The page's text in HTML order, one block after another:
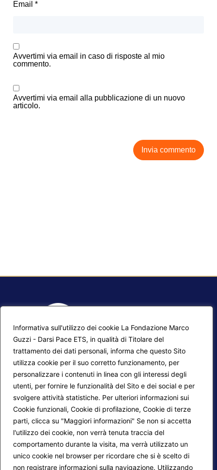
Informativa sull'utilizzo dei cookie La Fondazione Marco
Guzzi - Darsi Pace ETS, in qualità di Titolare del
trattamento dei dati personali, informa che questo Sito
utilizza cookie per il suo corretto funzionamento, per
personalizzare i contenuti in linea con gli interessi degli
utenti, per fornire le funzionalità del Sito e dei social e per
svolgere attività statistiche. Per ulteriori informazioni sui
Cookie funzionali, Cookie di profilazione, Cookie di terze
parti, clicca su "Maggiori informazioni" Se non si accetta
l'utilizzo dei cookie, non verrà tenuta traccia del
comportamento durante la visita, ma verrà utilizzato un
unico cookie nel browser per ricordare che si è scelto di
non registrare informazioni sulla navigazione. Utilizzando
Email *
Avvertimi via email in caso di risposte al mio
commento.
Avvertimi via email alla pubblicazione di un nuovo
articolo.
Mappa del sito
Progetti Darsi Pace
Login redattori
Calendario corsi
Privacy Policy
Cookie Policy
Seguici su: